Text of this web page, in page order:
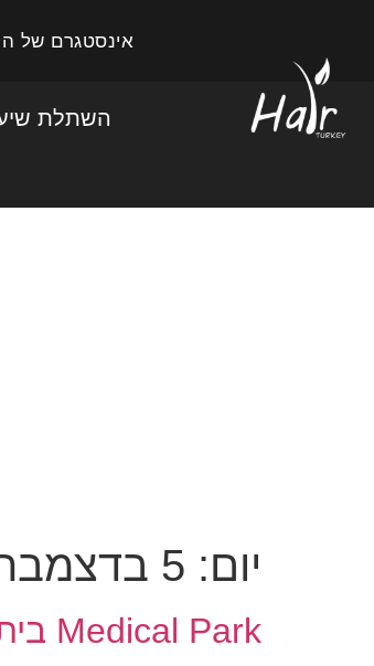
אינסטגרם של
השתלת
יום: 5 בדצמבר 2021
Medical Park בית החולים מדיקל פארק באיסטמבול